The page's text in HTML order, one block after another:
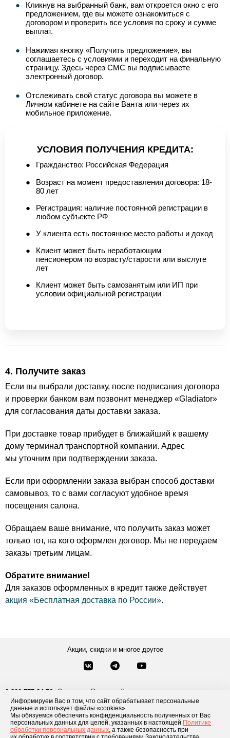
Информируем Вас о том, что сайт обрабатывает персональные
данные и использует файлы «cookies».
Мы обязуемся обеспечить конфиденциальность полученных от Вас
персональных данных для целей, указанных в настоящей Политике
обработки персональных данных, а также безопасность при
Кликнув на выбранный банк, вам откроется окно с его
предложением, где вы можете ознакомиться с
договором и проверить все условия по сроку и сумме
выплат.
Нажимая кнопку «Получить предложение», вы
соглашаетесь с условиями и переходит на финальную
страницу. Здесь через СМС вы подписываете
электронный договор.
Отслеживать свой статус договора вы можете в
Личном кабинете на сайте Ванта или через их
мобильное приложение.
УСЛОВИЯ ПОЛУЧЕНИЯ КРЕДИТА:
Гражданство: Российская Федерация
Возраст на момент предоставления договора: 18-
80 лет
Регистрация: наличие постоянной регистрации в
любом субъекте РФ
У клиента есть постоянное место работы и доход
Клиент может быть неработающим
пенсионером по возрасту/старости или выслуге
лет
Клиент может быть самозанятым или ИП при
условии официальной регистрации
4. Получите заказ
Если вы выбрали доставку, после подписания договора
и проверки банком вам позвонит менеджер «Gladiator»
для согласования даты доставки заказа.
При доставке товар прибудет в ближайший к вашему
дому терминал транспортной компании. Адрес
мы уточним при подтверждении заказа.
Если при оформлении заказа выбран способ доставки
самовывоз, то с вами согласуют удобное время
посещения салона.
Обращаем ваше внимание, что получить заказ может
только тот, на кого оформлен договор. Мы не передаем
заказы третьим лицам.
Обратите внимание!
Для заказов оформленных в кредит также действует
акция «Бесплатная доставка по России».
Акции, скидки и многое другое
8-800-777-84-76 Звонки по России
Заказать звонок
8 495 181-69-06
Москва
Каталог товаров О компании Доставка и оплата Блог